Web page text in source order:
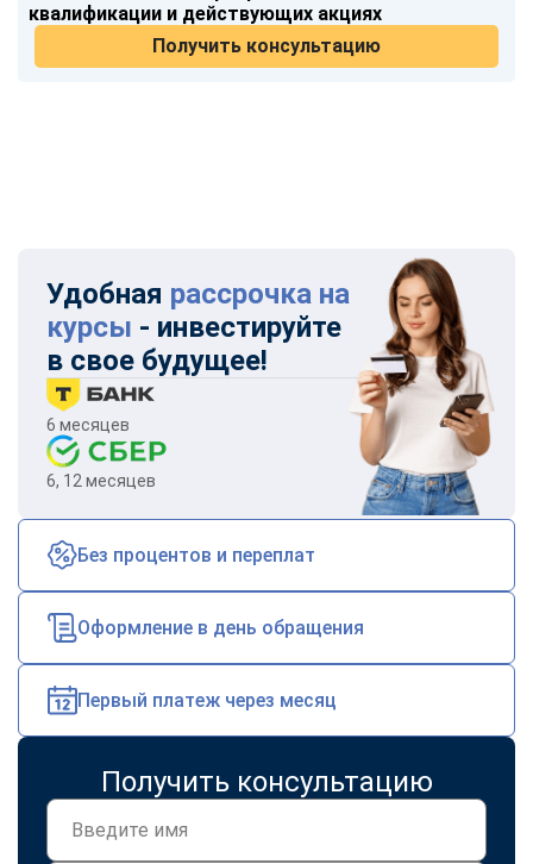
квалификации и действующих акциях
Получить консультацию
Удобная рассрочка на
курсы - инвестируйте
в свое будущее!
6 месяцев
6, 12 месяцев
Без процентов и переплат
Оформление в день обращения
Первый платеж через месяц
Получить консультацию